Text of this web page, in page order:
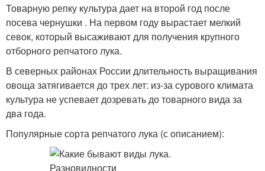
Товарную репку культура дает на второй год после
посева чернушки . На первом году вырастает мелкий
севок, который высаживают для получения крупного
отборного репчатого лука.
В северных районах России длительность выращивания
овоща затягивается до трех лет: из-за сурового климата
культура не успевает дозревать до товарного вида за
два года.
Популярные сорта репчатого лука (с описанием):